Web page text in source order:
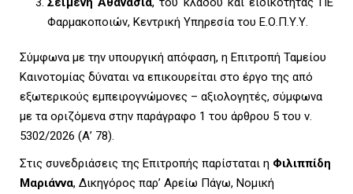
Φαρμακοποιών, Κεντρική Υπηρεσία του Ε.Ο.Π.Υ.Υ.
Σύμφωνα με την υπουργική απόφαση, η Επιτροπή Ταμείου
Καινοτομίας δύναται να επικουρείται στο έργο της από
εξωτερικούς εμπειρογνώμονες – αξιολογητές, σύμφωνα
με τα οριζόμενα στην παράγραφο 1 του άρθρου 5 του ν.
5302/2026 (Α’ 78).
Στις συνεδριάσεις της Επιτροπής παρίσταται η Φιλιππίδη
Μαριάννα, Δικηγόρος παρ’ Αρείω Πάγω, Νομική